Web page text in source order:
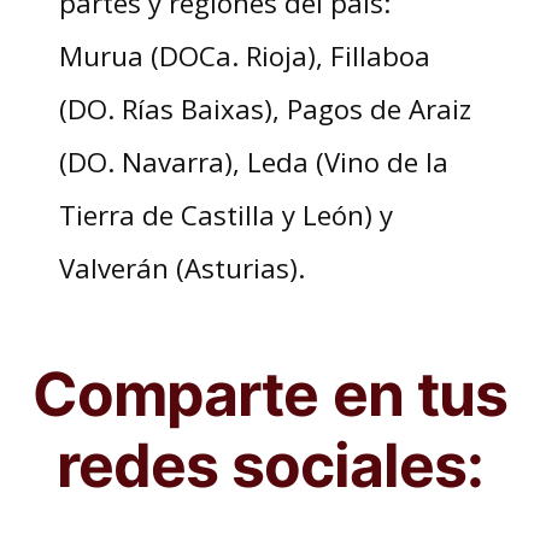
Murua (DOCa. Rioja), Fillaboa
(DO. Rías Baixas), Pagos de Araiz
(DO. Navarra), Leda (Vino de la
Tierra de Castilla y León) y
Valverán (Asturias).
Comparte en tus
redes sociales: